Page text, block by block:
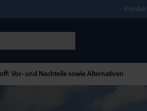
Vor- und Nachteile sowie Alternativen